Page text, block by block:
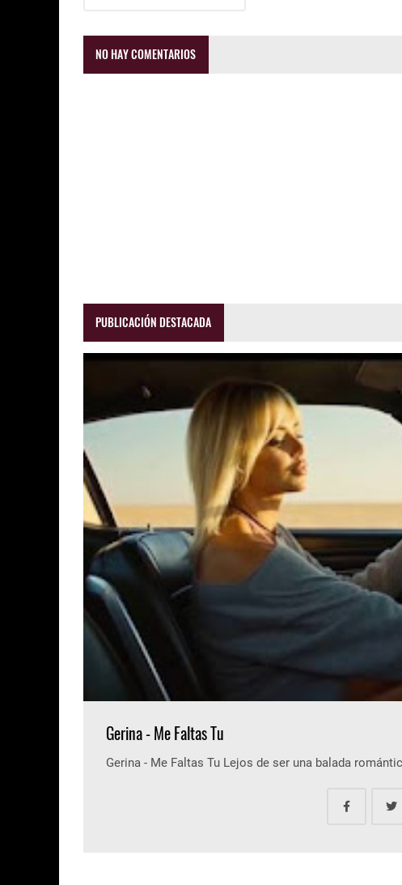
NO HAY COMENTARIOS
PUBLICACIÓN DESTACADA
Gerina - Me Faltas Tu
Gerina - Me Faltas Tu Lejos de ser una balada